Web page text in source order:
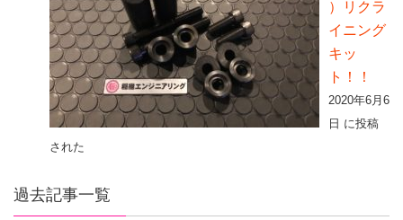
）リクラ
イニング
キッ
ト！！
2020年6月6
日 に投稿
された
過去記事一覧